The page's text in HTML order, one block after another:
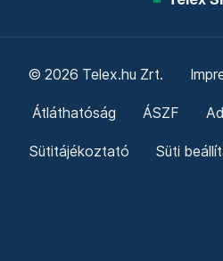
© 2026 Telex.hu Zrt.
Átláthatóság ÁSZF
Sütitájékoztató Süti